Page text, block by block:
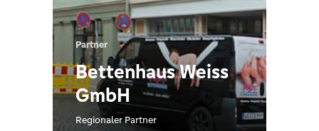
Partner
Bettenhaus Weiss
GmbH
Regionaler Partner